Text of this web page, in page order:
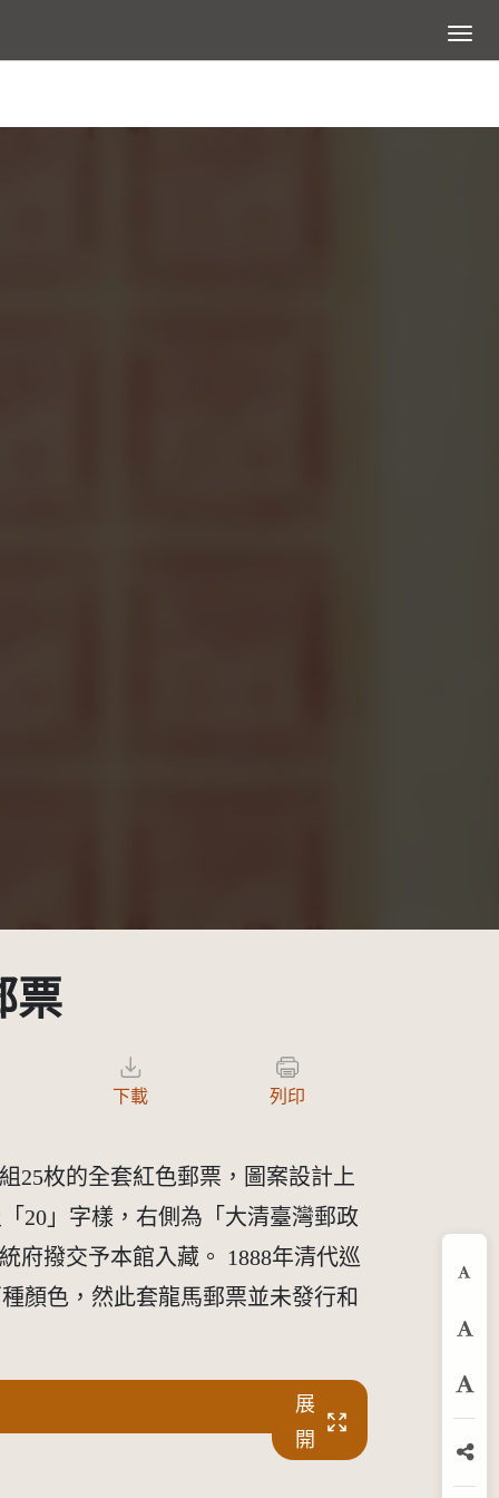
展開選
票
下載 列印
25枚的全套紅色郵票，圖案設計上
20」字樣，右側為「大清臺灣郵政
府撥交予本館入藏。 1888年清代巡
顏色，然此套龍馬郵票並未發行和
展
開
放
分